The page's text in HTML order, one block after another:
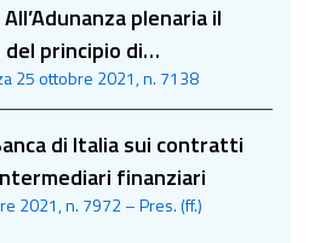
plenaria il
principio di
d’impugnazione nel
25 ottobre 2021, n. 7138
di Italia sui contratti
finanziari
2021, n. 7972 – Pres. (ff.)